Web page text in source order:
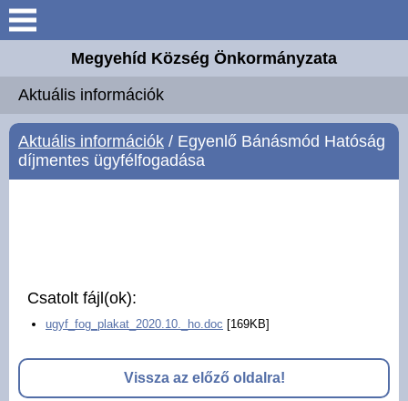
Keresés
Megyehíd
Elérhetőségek
Választási információk
Mesteremberek
Megyehíd Község Önkormányzata
Aktuális információk
Aktuális információk / Egyenlő Bánásmód Hatóság
díjmentes ügyfélfogadása
Csatolt fájl(ok):
ugyf_fog_plakat_2020.10._ho.doc [169KB]
Vissza az előző oldalra!